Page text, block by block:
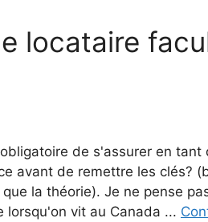
locataire
de s'assurer en tant
avant de remettre les clés?
la théorie). Je ne pense
lorsqu'on vit au Canada ...